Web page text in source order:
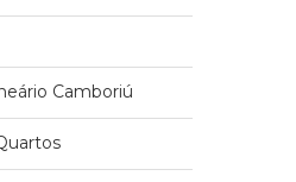
Camboriú